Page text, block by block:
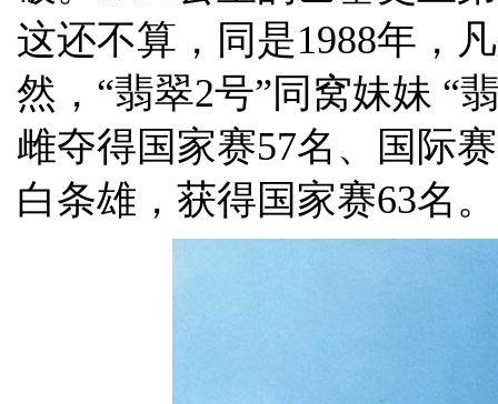
这还不算，同是1988年，
然，“翡翠2号”同窝妹妹 “
雌夺得国家赛57名、国际
白条雄，获得国家赛63名。